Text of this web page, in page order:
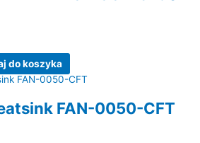
do koszyka
FAN-0050-CFT